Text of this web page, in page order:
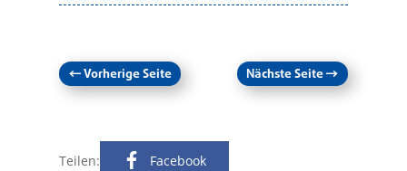
←Vorherige Seite Nächste Seite→
Teilen: Facebook